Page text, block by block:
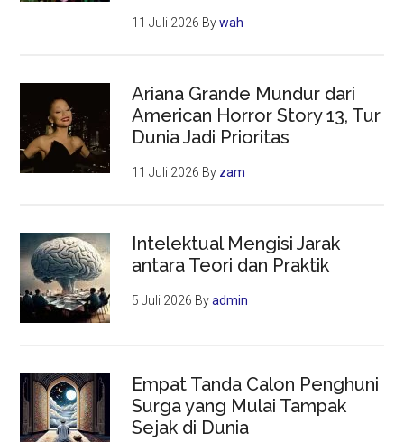
11 Juli 2026 Bywah
Ariana Grande Mundur dari
American Horror Story 13, Tur
Dunia Jadi Prioritas
11 Juli 2026 By zam
Intelektual Mengisi Jarak
antara Teori dan Praktik
5 Juli 2026 Byadmin
Empat Tanda Calon Penghuni
Surga yang Mulai Tampak
Sejak di Dunia